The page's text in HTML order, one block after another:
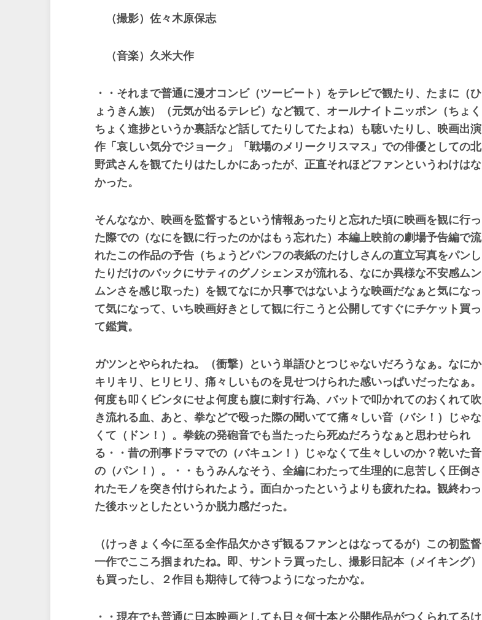
（撮影）佐々木原保志
（音楽）久米大作
・・それまで普通に漫才コンビ（ツービート）をテレビで観たり、たまに（ひ
ょうきん族）（元気が出るテレビ）など観て、オールナイトニッポン（ちょく
ちょく進捗というか裏話など話してたりしてたよね）も聴いたりし、映画出演
作「哀しい気分でジョーク」「戦場のメリークリスマス」での俳優としての北
野武さんを観てたりはたしかにあったが、正直それほどファンというわけはな
かった。
そんななか、映画を監督するという情報あったりと忘れた頃に映画を観に行っ
た際での（なにを観に行ったのかはもぅ忘れた）本編上映前の劇場予告編で流
れたこの作品の予告（ちょうどパンフの表紙のたけしさんの直立写真をパンし
たりだけのバックにサティのグノシェンヌが流れる、なにか異様な不安感ムン
ムンさを感じ取った）を観てなにか只事ではないような映画だなぁと気になっ
て気になって、いち映画好きとして観に行こうと公開してすぐにチケット買っ
て鑑賞。
ガツンとやられたね。（衝撃）という単語ひとつじゃないだろうなぁ。なにか
キリキリ、ヒリヒリ、痛々しいものを見せつけられた感いっぱいだったなぁ。
何度も叩くビンタにせよ何度も腹に刺す行為、バットで叩かれてのおくれて吹
き流れる血、あと、拳などで殴った際の聞いてて痛々しい音（バシ！）じゃな
くて（ドン！）。拳銃の発砲音でも当たったら死ぬだろうなぁと思わせられ
る・・昔の刑事ドラマでの（バキュン！）じゃなくて生々しいのか？乾いた音
の（パン！）。・・もうみんなそう、全編にわたって生理的に息苦しく圧倒さ
れたモノを突き付けられたよう。面白かったというよりも疲れたね。観終わっ
た後ホッとしたというか脱力感だった。
（けっきょく今に至る全作品欠かさず観るファンとはなってるが）この初監督
一作でこころ掴まれたね。即、サントラ買ったし、撮影日記本（メイキング）
も買ったし、２作目も期待して待つようになったかな。
・・現在でも普通に日本映画としても日々何十本と公開作品がつくられてるけ